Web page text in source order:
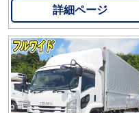
詳細ページ